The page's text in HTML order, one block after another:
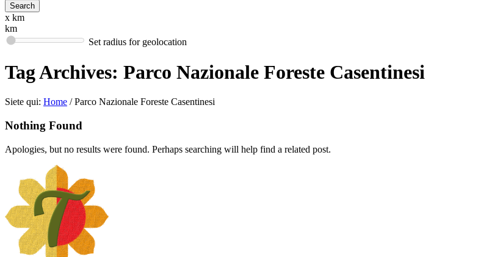
x km
km
Set radius for geolocation
Tag Archives: Parco Nazionale Foreste Casentinesi
Siete qui: Home / Parco Nazionale Foreste Casentinesi
Nothing Found
Apologies, but no results were found. Perhaps searching will help find a related post.